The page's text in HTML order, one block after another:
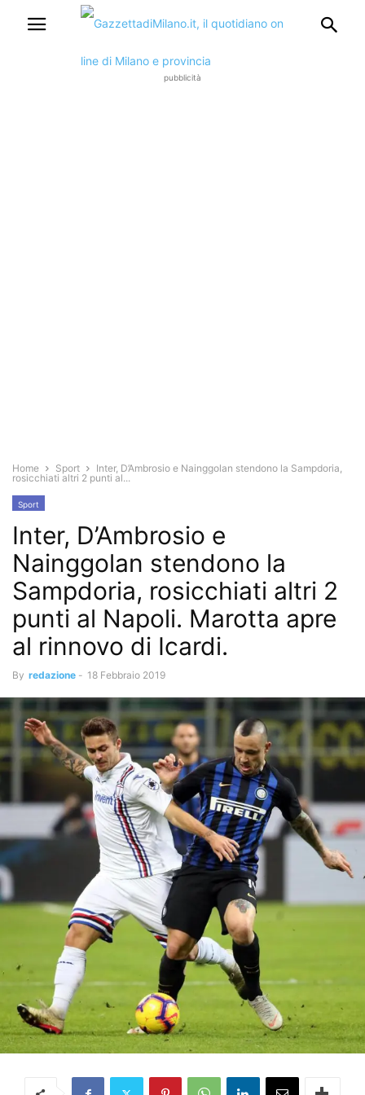
pubblicità
Home Sport
Inter, D’Ambrosio e Nainggolan stendono la Sampdoria,
rosicchiati altri 2 punti al...
Sport
Inter, D’Ambrosio e
Nainggolan stendono la
Sampdoria, rosicchiati altri 2
punti al Napoli. Marotta apre
al rinnovo di Icardi.
By redazione - 18 Febbraio 2019